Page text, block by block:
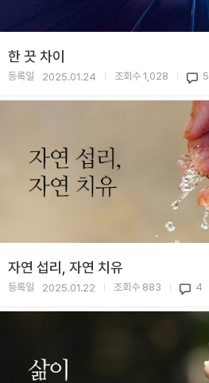
한 끗 차이
등록일 2025.01.24 조회수 1,028 5
자연 섭리, 자연 치유
등록일 2025.01.22 조회수 883 4